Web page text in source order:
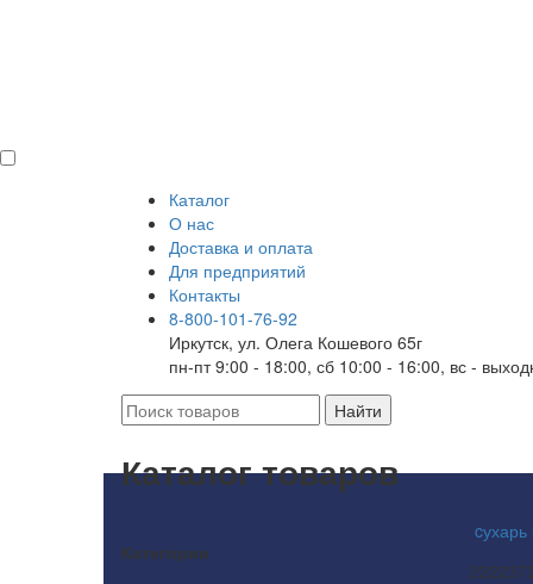
Каталог
О нас
Доставка и оплата
Для предприятий
Контакты
8-800-101-76-92
Иркутск, ул. Олега Кошевого 65г
пн-пт 9:00 - 18:00, сб 10:00 - 16:00, вс -
Каталог товаров
Категории